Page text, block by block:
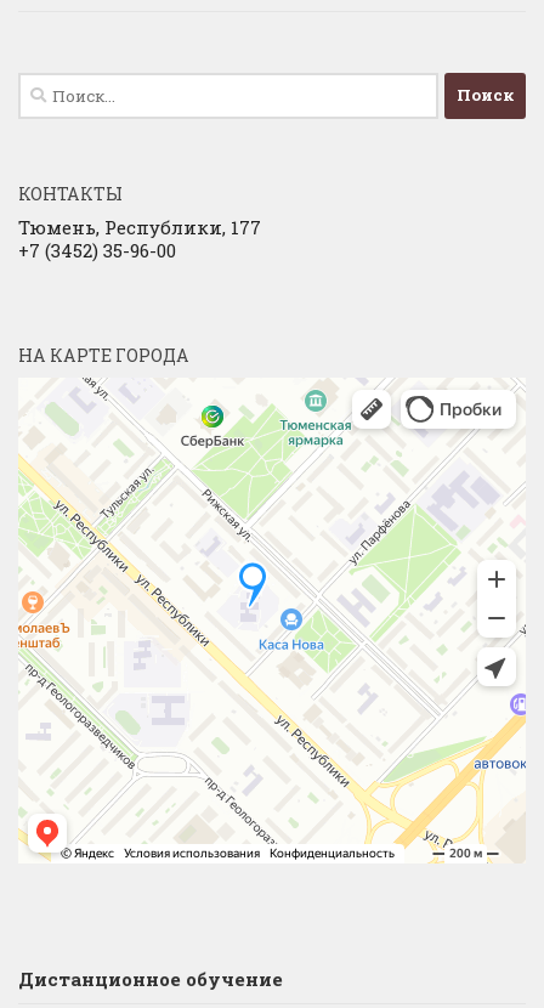
Найти:
КОНТАКТЫ
Тюмень, Республики, 177
+7 (3452) 35-96-00
НА КАРТЕ ГОРОДА
Дистанционное обучение